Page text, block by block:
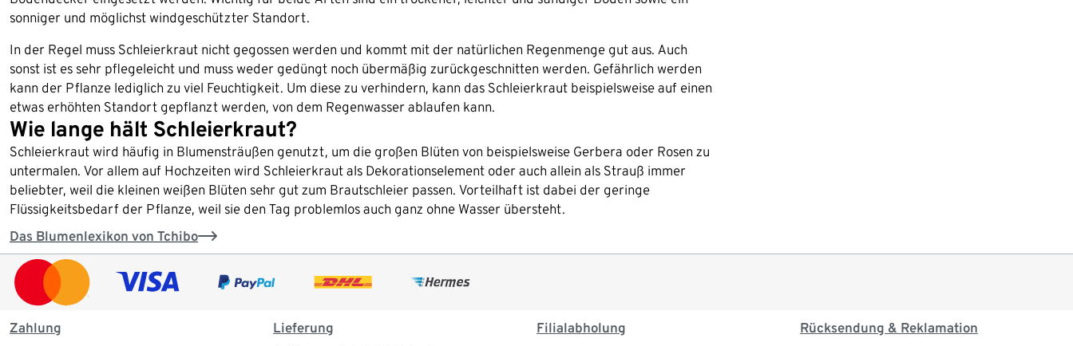
sonniger und möglichst windgeschützter Standort.
In der Regel muss Schleierkraut nicht gegossen werden und kommt mit der natürlichen Regenmenge gut aus. Auch
sonst ist es sehr pflegeleicht und muss weder gedüngt noch übermäßig zurückgeschnitten werden. Gefährlich werden
kann der Pflanze lediglich zu viel Feuchtigkeit. Um diese zu verhindern, kann das Schleierkraut beispielsweise auf einen
etwas erhöhten Standort gepflanzt werden, von dem Regenwasser ablaufen kann.
Wie lange hält Schleierkraut?
Schleierkraut wird häufig in Blumensträußen genutzt, um die großen Blüten von beispielsweise Gerbera oder Rosen zu
untermalen. Vor allem auf Hochzeiten wird Schleierkraut als Dekorationselement oder auch allein als Strauß immer
beliebter, weil die kleinen weißen Blüten sehr gut zum Brautschleier passen. Vorteilhaft ist dabei der geringe
Flüssigkeitsbedarf der Pflanze, weil sie den Tag problemlos auch ganz ohne Wasser übersteht.
Das Blumenlexikon von Tchibo
Zahlung Lieferung Filialabholung Rücksendung & Reklamation